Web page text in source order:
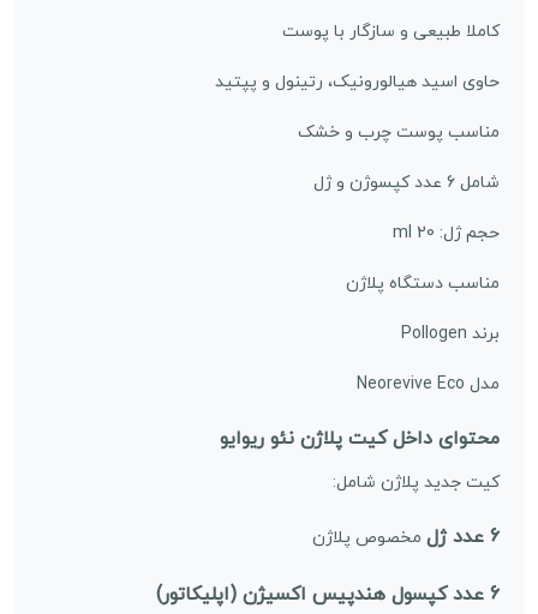
کاملا طبیعی و سازگار با پوست
حاوی اسید هیالورونیک، رتینول و پپتید
مناسب پوست چرب و خشک
شامل 6 عدد کپسوژن و ژل
حجم ژل: 20 ml
مناسب دستگاه پلاژن
برند Pollogen
مدل Neorevive Eco
محتوای داخل کیت پلاژن نئو ریوایو
کیت جدید پلاژن شامل:
6 عدد ژل مخصوص پلاژن
6 عدد کپسول هندپیس اکسیژن (اپلیکاتور)